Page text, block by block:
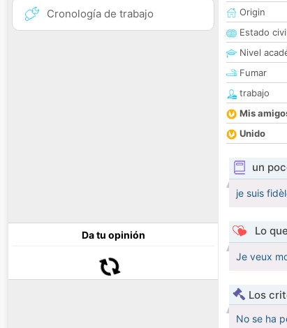
Cronología de trabajo
Da tu opinión
Origin
Estado civil
Nivel
Fumar
trabajo
Mis
Unido
un
je suis
Lo
Je veux
Los
No se ha